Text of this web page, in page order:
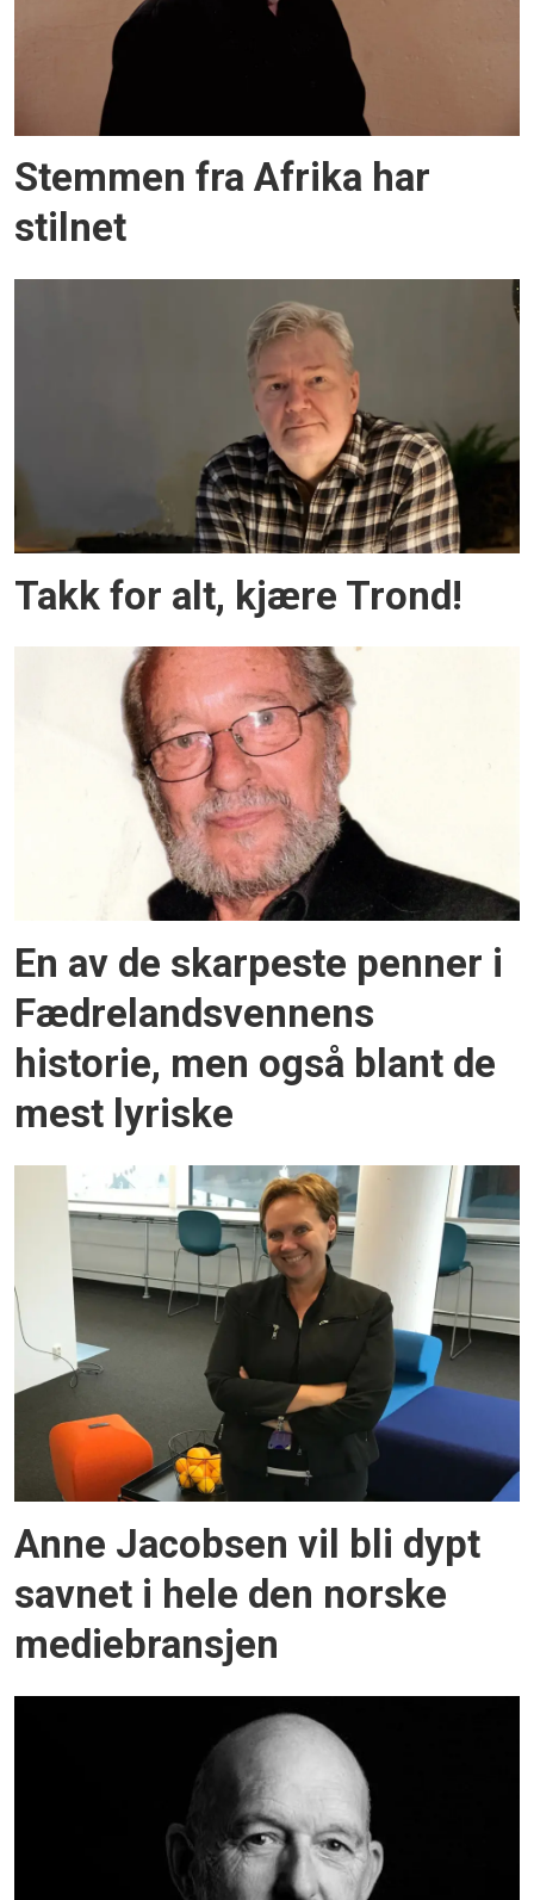
Stemmen fra Afrika har
stilnet
Takk for alt, kjære Trond!
En av de skarpeste penner i
Fædrelandsvennens
historie, men også blant de
mest lyriske
Anne Jacobsen vil bli dypt
savnet i hele den norske
mediebransjen